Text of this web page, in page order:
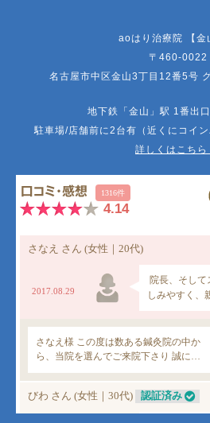
aoはり治療院 【金
〒460-0022
名古屋市中区金山3丁目12番5号
地下鉄「金山」駅 1番出
駐車場/店舗前に2台有（近くにコイン
詳しくはこち